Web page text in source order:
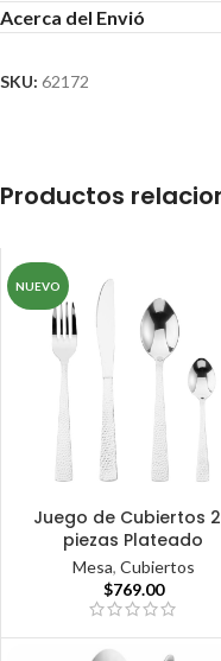
Acerca del Envió
SKU: 62172
Productos
NUEVO
Juego de Cubiertos
piezas Plateado
Mesa, Cubiertos
$769.00